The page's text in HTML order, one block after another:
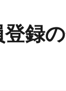
録